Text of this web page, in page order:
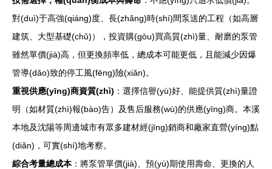
對(duì)于高強(qiáng)度、長(zhǎng)時(shí)間泵送的工程（如高層
建筑、大型基礎(chǔ)），投資購(gòu)買高質(zhì)量、耐磨的泵管
雖然單價(jià)高，但更換頻率低，總成本可能更低，且能減少因爆
管導(dǎo)致的停工風(fēng)險(xiǎn)。
重視供應(yīng)商資質(zhì) ：選擇信譽(yù)好、能提供質(zhì)量證
明（如材質(zhì)報(bào)告）及售后服務(wù)的供應(yīng)商。本溪
本地及沈陽等周邊城市有眾多建材經(jīng)銷商和廠家直營(yíng)點
(diǎn)，可實(shí)地考察。
綜合考量總成本：將泵管單價(jià)、預(yù)期使用壽命、更換的人